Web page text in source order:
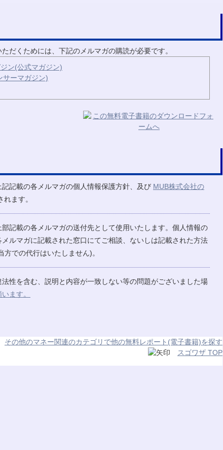
だくためには、下記のメルマガの購読が必要です。
ン(公式マガジン)
サーマガジン)
記載の各メルマガの個人情報保護方針、及び MUB株式会社の
ます。
記載の各メルマガの送付先として使用いたします。個人情報の
ルマガに記載された窓口にてご相談、ないしは記載された方法
での代行はいたしません)。
性を含む、説明と内容が一致しない等の問題がございました場
ます。
その他のマネー関連のカテゴリで他の無料レポート(電子書籍)を探す
スゴワザ TOP